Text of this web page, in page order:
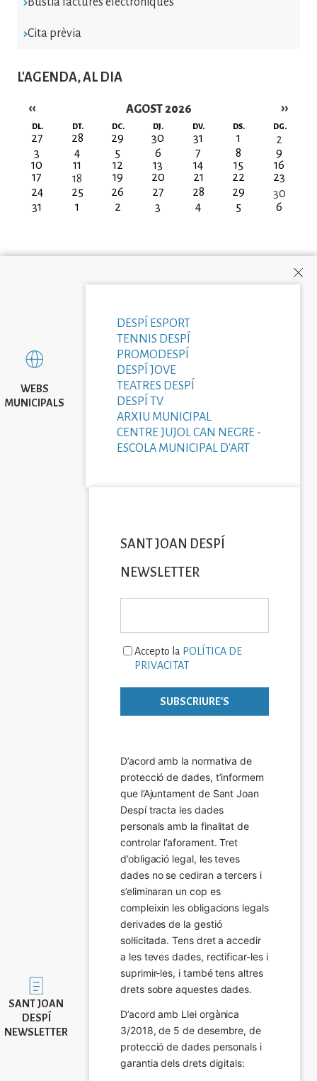
Cita prèvia
L'AGENDA, AL DIA
AGOST 2026
Paginació
‹‹ ››
DL. DT. DC. DJ. DV. DS. DG.
27 28 29 30 31 1
2
3
4 5 6 7 8
9
10
11 12 13 14 15
16
17
18 19 20 21 22
23
24
25 26 27 28 29
30
31
1 2 3 4 5 6
WEBS
MUNICIPALS
DESPÍ ESPORT
TENNIS DESPÍ
PROMODESPÍ
DESPÍ JOVE
TEATRES DESPÍ
DESPÍ TV
ARXIU MUNICIPAL
CENTRE JUJOL CAN NEGRE -
ESCOLA MUNICIPAL D'ART
Imatge
SANT JOAN
DESPÍ
NEWSLETTER
SANT JOAN DESPÍ
NEWSLETTER
Accepto la POLÍTICA DE
PRIVACITAT
D’acord amb la normativa de
protecció de dades, t’informem
que l’Ajuntament de Sant Joan
Despí tracta les dades
personals amb la finalitat de
controlar l’aforament. Tret
d’obligació legal, les teves
dades no se cediran a tercers i
s’eliminaran un cop es
compleixin les obligacions legals
derivades de la gestió
sol·licitada. Tens dret a accedir
a les teves dades, rectificar-les i
suprimir-les, i també tens altres
drets sobre aquestes dades.
D’acord amb Llei orgànica
3/2018, de 5 de desembre, de
protecció de dades personals i
garantia dels drets digitals: